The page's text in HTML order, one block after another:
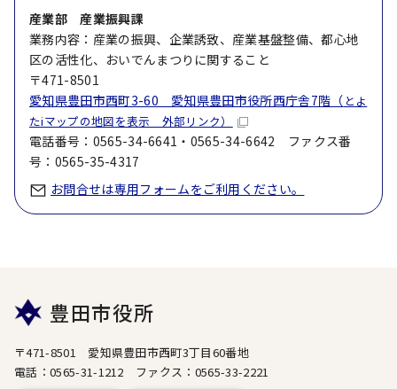
産業部 産業振興課
業務内容：産業の振興、企業誘致、産業基盤整備、都心地
区の活性化、おいでんまつりに関すること
〒471-8501
愛知県豊田市西町3-60 愛知県豊田市役所西庁舎7階（ とよ
たiマップの地図を表示 外部リンク）
電話番号：0565-34-6641・0565-34-6642 ファクス番
号：0565-35-4317
お問合せは専用フォームをご利用ください。
豊田市役所
〒471-8501 愛知県豊田市西町3丁目60番地
電話：0565-31-1212 ファクス：0565-33-2221